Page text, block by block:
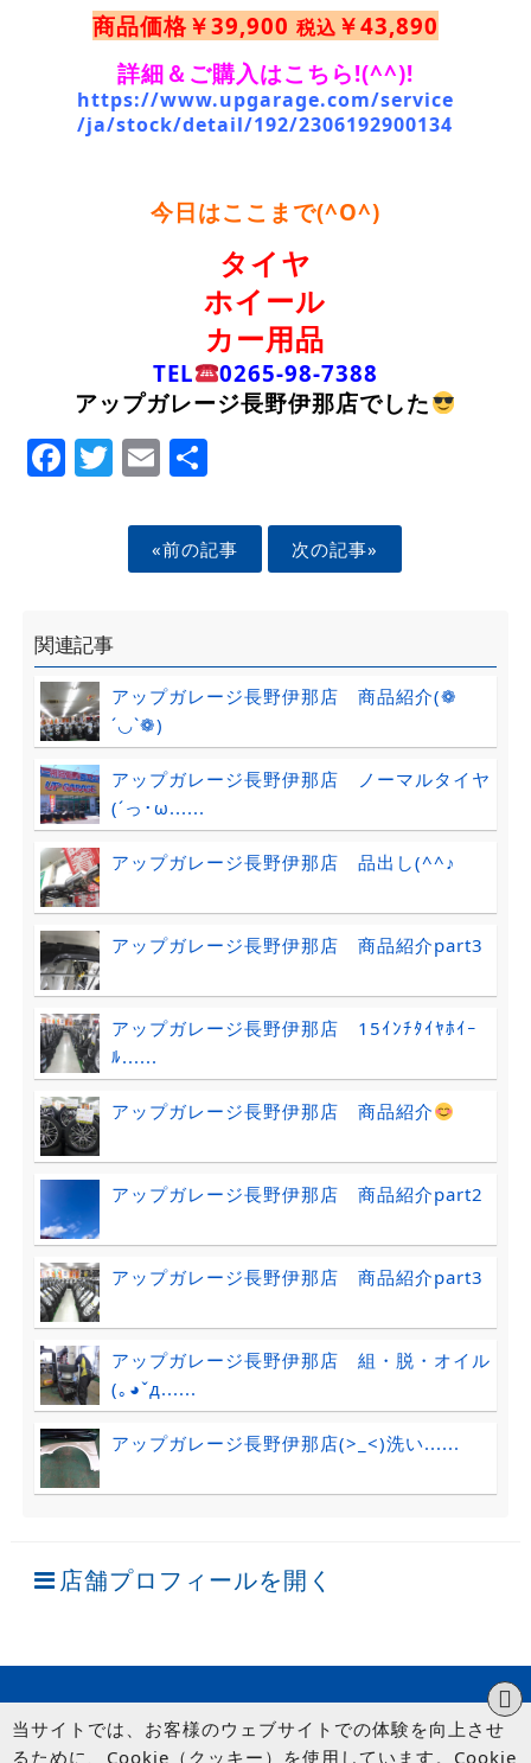
商品価格￥39,900 税込 ￥43,890
詳細＆ご購入はこちら!(^^)!
https://www.upgarage.com/service
/ja/stock/detail/192/2306192900134
今日はここまで(^O^)
タイヤ
ホイール
カー用品
TEL
0265-98-7388
アップガレージ長野伊那店でした
Facebook
Twitter
EmailShare
«前の記事 次の記事»
関連記事
アップガレージ長野伊那店 商品紹介(❁
´◡`❁)
アップガレージ長野伊那店 ノーマルタイヤ
(´っ･ω......
アップガレージ長野伊那店 品出し(^^♪
アップガレージ長野伊那店 商品紹介part3
アップガレージ長野伊那店 15ｲﾝﾁﾀｲﾔﾎｲｰ
ﾙ......
アップガレージ長野伊那店 商品紹介
アップガレージ長野伊那店 商品紹介part2
アップガレージ長野伊那店 商品紹介part3
アップガレージ長野伊那店 組・脱・オイル
(｡◕ˇд......
アップガレージ長野伊那店(>_<)洗い......
店舗プロフィールを開く
当サイトでは、お客様のウェブサイトでの体験を向上させ
るために、Cookie（クッキー）を使用しています。Cookie